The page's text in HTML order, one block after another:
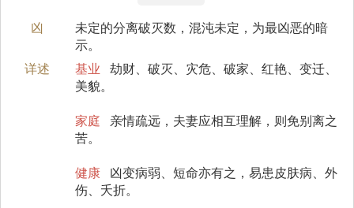
凶
未定的分离破灭数，混沌未定，为最凶恶的暗
示。
详述
基业
劫财、破灭、灾危、破家、红艳、变迁、
美貌。
家庭
亲情疏远，夫妻应相互理解，则免别离之
苦。
健康
凶变病弱、短命亦有之，易患皮肤病、外
伤、夭折。